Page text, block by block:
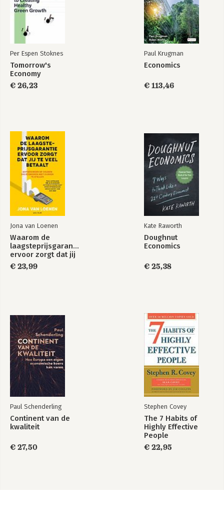
Drawdown : The
Most
Comprehensive
Plan Ever Proposed
to Reverse Global
Drawdown
Per Espen Stoknes
Tomorrow's
Economy
€ 26,23
Paul Krugman
Economics
€ 113,46
Jona van Loenen
Waarom de
laagsteprijsgarantie
ervoor zorgt dat jij
te veel betaalt
€ 23,99
Kate Raworth
Doughnut
Economics
€ 25,38
Paul Schenderling
Continent van de
kwaliteit
€ 27,50
Stephen Covey
The 7 Habits of
Highly Effective
People
€ 22,95